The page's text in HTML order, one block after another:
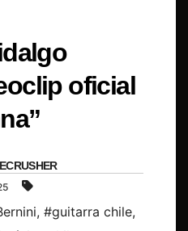
oficial
, #guitarra chile,